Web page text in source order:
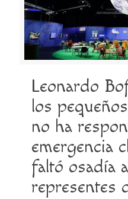
Leonardo
los
no ha
emergencia
faltó osadía
representes